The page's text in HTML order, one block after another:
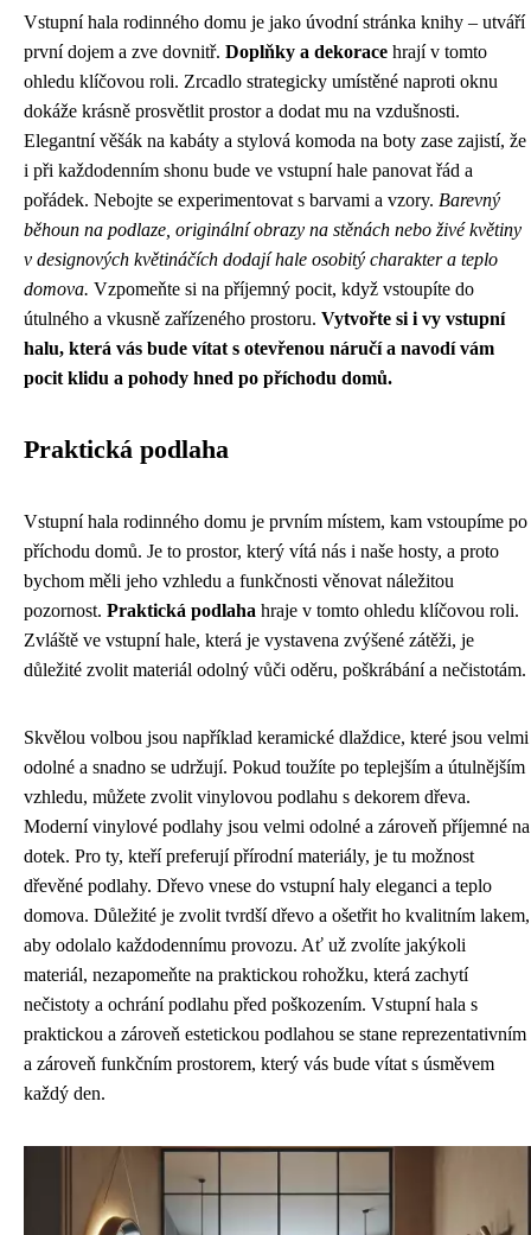
Vstupní hala rodinného domu je jako úvodní stránka knihy – utváří
první dojem a zve dovnitř. Doplňky a dekorace hrají v tomto
ohledu klíčovou roli. Zrcadlo strategicky umístěné naproti oknu
dokáže krásně prosvětlit prostor a dodat mu na vzdušnosti.
Elegantní věšák na kabáty a stylová komoda na boty zase zajistí, že
i při každodenním shonu bude ve vstupní hale panovat řád a
pořádek. Nebojte se experimentovat s barvami a vzory. Barevný
běhoun na podlaze, originální obrazy na stěnách nebo živé květiny
v designových květináčích dodají hale osobitý charakter a teplo
domova. Vzpomeňte si na příjemný pocit, když vstoupíte do
útulného a vkusně zařízeného prostoru. Vytvořte si i vy vstupní
halu, která vás bude vítat s otevřenou náručí a navodí vám
pocit klidu a pohody hned po příchodu domů.
Praktická podlaha
Vstupní hala rodinného domu je prvním místem, kam vstoupíme po
příchodu domů. Je to prostor, který vítá nás i naše hosty, a proto
bychom měli jeho vzhledu a funkčnosti věnovat náležitou
pozornost. Praktická podlaha hraje v tomto ohledu klíčovou roli.
Zvláště ve vstupní hale, která je vystavena zvýšené zátěži, je
důležité zvolit materiál odolný vůči oděru, poškrábání a nečistotám.
Skvělou volbou jsou například keramické dlaždice, které jsou velmi
odolné a snadno se udržují. Pokud toužíte po teplejším a útulnějším
vzhledu, můžete zvolit vinylovou podlahu s dekorem dřeva.
Moderní vinylové podlahy jsou velmi odolné a zároveň příjemné na
dotek. Pro ty, kteří preferují přírodní materiály, je tu možnost
dřevěné podlahy. Dřevo vnese do vstupní haly eleganci a teplo
domova. Důležité je zvolit tvrdší dřevo a ošetřit ho kvalitním lakem,
aby odolalo každodennímu provozu. Ať už zvolíte jakýkoli
materiál, nezapomeňte na praktickou rohožku, která zachytí
nečistoty a ochrání podlahu před poškozením. Vstupní hala s
praktickou a zároveň estetickou podlahou se stane reprezentativním
a zároveň funkčním prostorem, který vás bude vítat s úsměvem
každý den.